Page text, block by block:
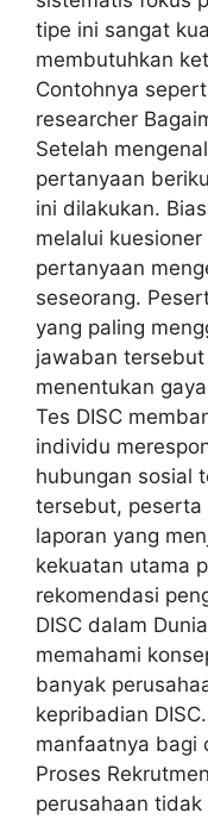
tipe ini sangat
membutuhkan
Contohnya
researcher
Setelah
pertanyaan
ini dilakukan.
melalui
pertanyaan
seseorang.
yang paling
jawaban
menentukan
Tes DISC
individu
hubungan sosial
tersebut, peserta
laporan yang
kekuatan utama
rekomendasi
DISC dalam
memahami
banyak
kepribadian
manfaatnya bagi
Proses
perusahaan